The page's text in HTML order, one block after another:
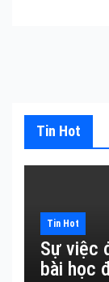
Tin Hot
Tin Hot
Sự việc
bài học